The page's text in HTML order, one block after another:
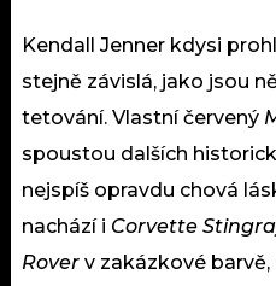
Kendall Jenner kdysi
stejně závislá, jako jsou
tetování. Vlastní červený
spoustou dalších
nejspíš opravdu chová
nachází i Corvette
Rover v zakázkové barvě,